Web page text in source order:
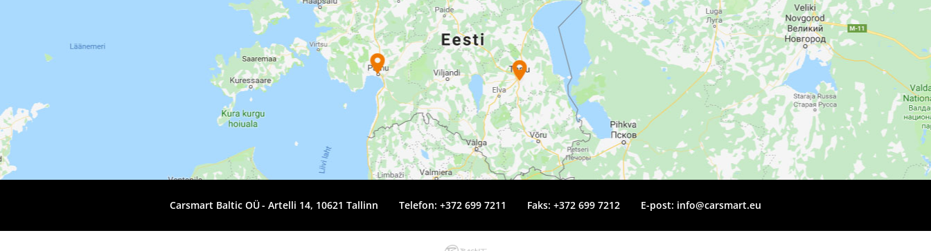
Carsmart Baltic OÜ Artelli 14, 10621 Tallinn Telefon: +372 699 7211 Faks: +372 699 7212 E-post: info@carsmart.eu